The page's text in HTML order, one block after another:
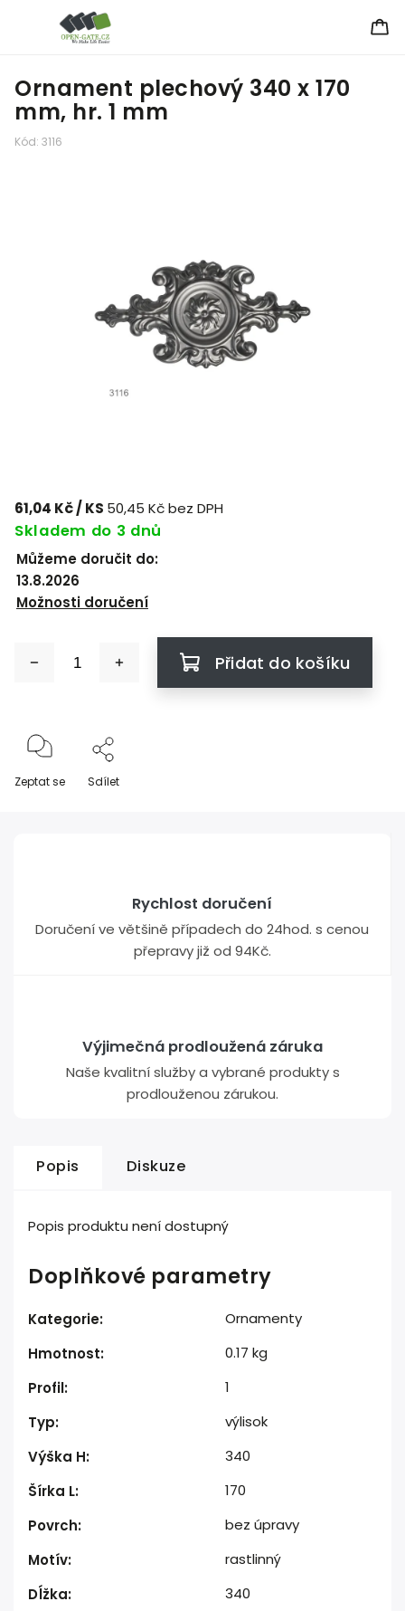
Ornament plechový 340 x 170
mm, hr. 1 mm
Kód: 3116
61,04 Kč/ KS 50,45 Kč bez DPH
Skladem do 3 dnů
Můžeme doručit do:
13.8.2026
Možnosti doručení
Přidat do košíku
Zeptat se Sdílet
Rychlost doručení
Doručení ve většině případech do 24hod. s cenou
přepravy již od 94Kč.
Výjimečná prodloužená záruka
Naše kvalitní služby a vybrané produkty s
prodlouženou zárukou.
Popis Diskuze
Popis produktu není dostupný
Doplňkové parametry
Kategorie:
Ornamenty
Hmotnost:
0.17 kg
Profil:
1
Typ:
výlisok
Výška H:
340
Šírka L:
170
Povrch:
bez úpravy
Motív:
rastlinný
Dĺžka:
340